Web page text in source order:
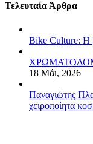
Τελευταία Άρθρα
Bike Culture: Η
18 Μάι, 2026
Παναγιώτης
χειροποίητα